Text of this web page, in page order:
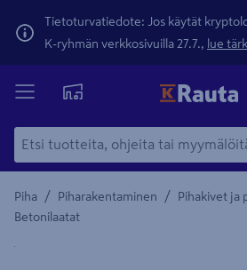
Tietoturvatiedote: Jos käytät
K-ryhmän verkkosivuilla 27.7., lue
Piha / Piharakentaminen / Pihakivet ja
Betonilaatat
Yksityiskohtainen kuvaus löytyy